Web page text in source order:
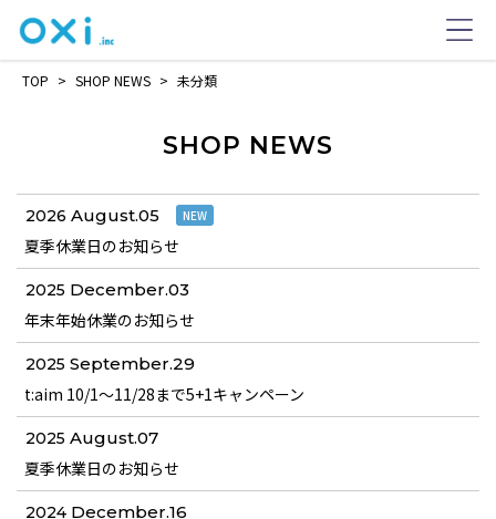
TOP > SHOP NEWS > 未分類
SHOP NEWS
2026 August.05 NEW
夏季休業日のお知らせ
2025 December.03
年末年始休業のお知らせ
2025 September.29
t:aim 10/1～11/28まで5+1キャンペーン
2025 August.07
夏季休業日のお知らせ
2024December.16